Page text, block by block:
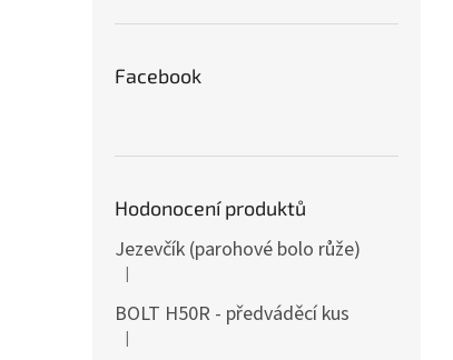
Facebook
Hodonocení produktů
Jezevčík (parohové bolo růže)
Hodnocení produktu je 5 z 5 hvězdiček.
|
BOLT H50R - předváděcí kus
Hodnocení produktu je 5 z 5 hvězdiček.
|